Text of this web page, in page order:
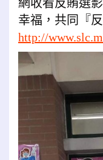
網收看反賄選
幸福，共同『
http://